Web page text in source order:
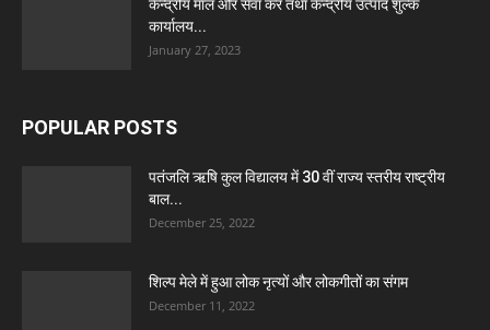
केन्द्रीय माल और सेवा कर तथा केन्द्रीय उत्पाद शुल्क
कार्यालय...
January 27, 2023
POPULAR POSTS
पतंजलि ऋषि कुल विद्यालय में 30 वीं राज्य स्तरीय राष्ट्रीय
बाल...
December 25, 2022
शिल्प मेले में हुआ लोक नृत्यों और लोकगीतों का संगम
December 11, 2022